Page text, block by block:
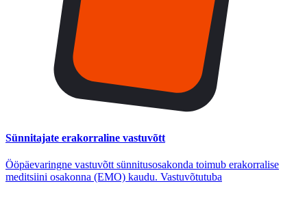
Sünnitajate erakorraline vastuvõtt
Ööpäevaringne vastuvõtt sünnitusosakonda toimub erakorralise
meditsiini osakonna (EMO) kaudu. Vastuvõtutuba